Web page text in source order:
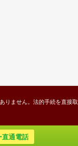
りません。法的手続を直接取
直通電話